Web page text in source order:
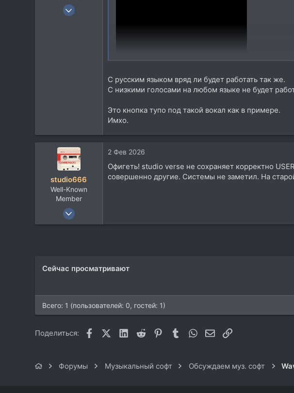
3 Апр 2011
С русским языком вряд ли будет работать так же.
С низкими голосами на любом языке не будет
Это кнопка тупо под такой вокал как в примере.
Имхо.
studio666
Well-Known
Member
24 Мар 2013
616
2 Фев 2026
Офигеть! studio verse не сохраняет корректно
совершенно другие. Системы не заметил. На
Сейчас просматривают
Всего: 1 (пользователей: 0, гостей: 1)
Поделиться: FacebookX (Twitter)
LinkedIn
Reddit Pinterest
TumblrWhatsAppЭлектронная почта
Ссылка
Форумы Музыкальный софт Обсуждаем муз. софт